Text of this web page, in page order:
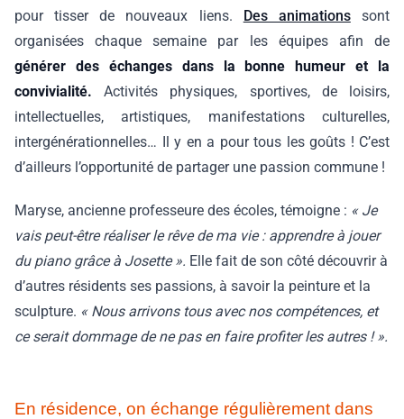
pour tisser de nouveaux liens. Des animationssont
organisées chaque semaine par les équipes afin de
générer des échanges dans la bonne humeur et la
convivialité. Activités physiques, sportives, de loisirs,
intellectuelles, artistiques, manifestations culturelles,
intergénérationnelles… Il y en a pour tous les goûts ! C’est
d’ailleurs l’opportunité de partager une passion commune !
Maryse, ancienne professeure des écoles, témoigne : « Je
vais peut-être réaliser le rêve de ma vie : apprendre à jouer
du piano grâce à Josette ». Elle fait de son côté découvrir à
d’autres résidents ses passions, à savoir la peinture et la
sculpture. « Nous arrivons tous avec nos compétences, et
ce serait dommage de ne pas en faire profiter les autres ! ».
En résidence, on échange régulièrement dans